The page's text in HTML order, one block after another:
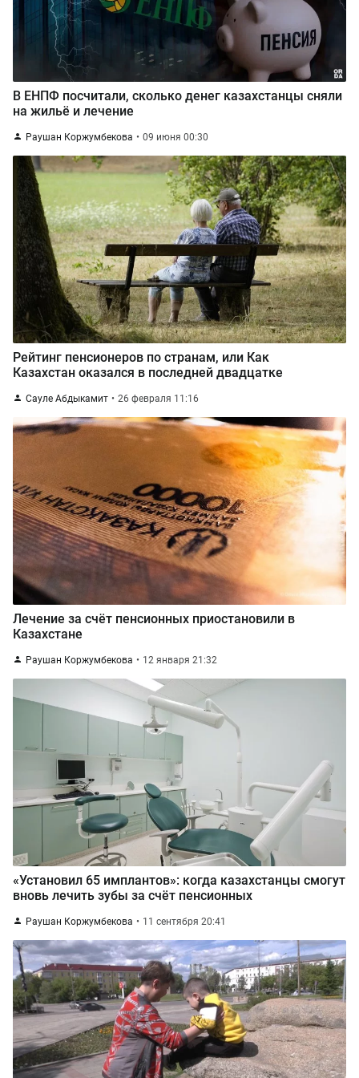
В ЕНПФ посчитали, сколько денег казахстанцы сняли
на жильё и лечение
Раушан Коржумбекова 09 июня 00:30
Рейтинг пенсионеров по странам, или Как
Казахстан оказался в последней двадцатке
Сауле Абдыкамит 26 февраля 11:16
Лечение за счёт пенсионных приостановили в
Казахстане
Раушан Коржумбекова 12 января 21:32
«Установил 65 имплантов»: когда казахстанцы смогут
вновь лечить зубы за счёт пенсионных
Раушан Коржумбекова 11 сентября 20:41